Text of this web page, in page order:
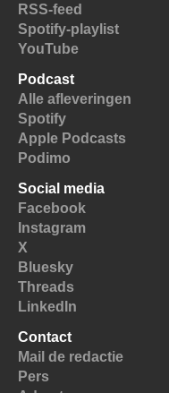
RSS-feed
Spotify-playlist
YouTube
Podcast
Alle afleveringen
Spotify
Apple Podcasts
Podimo
Social media
Facebook
Instagram
X
Bluesky
Threads
LinkedIn
Contact
Mail de redactie
Pers